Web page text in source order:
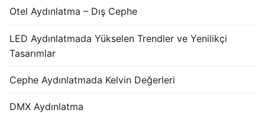
Otel Aydınlatma – Dış Cephe
LED Aydınlatmada Yükselen Trendler ve Yenilikçi
Tasarımlar
Cephe Aydınlatmada Kelvin Değerleri
DMX Aydınlatma